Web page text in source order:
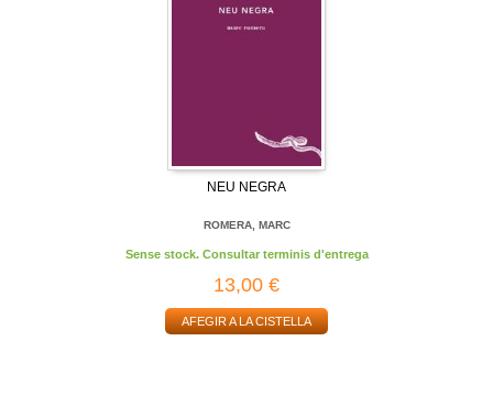
NEU NEGRA
ROMERA, MARC
Sense stock. Consultar terminis d'entrega
13,00 €
AFEGIR A LA CISTELLA